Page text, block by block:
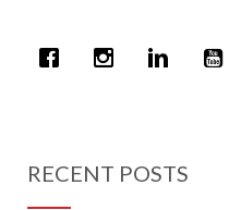
RECENT POSTS